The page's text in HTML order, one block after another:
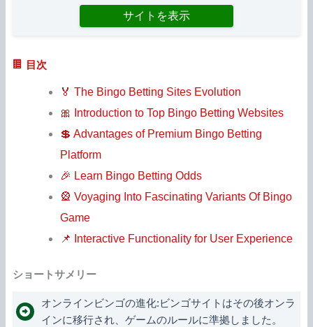
サイトを表示
目次
🏅 The Bingo Betting Sites Evolution
🎀 Introduction to Top Bingo Betting Websites
💲 Advantages of Premium Bingo Betting
Platform
🎉 Learn Bingo Betting Odds
🎡 Voyaging Into Fascinating Variants Of Bingo
Game
📌 Interactive Functionality for User Experience
ショートサメリー
オンラインビンゴの進化:ビンゴサイトはその後オンラ
インに移行され、ゲームのルールに準拠しました。